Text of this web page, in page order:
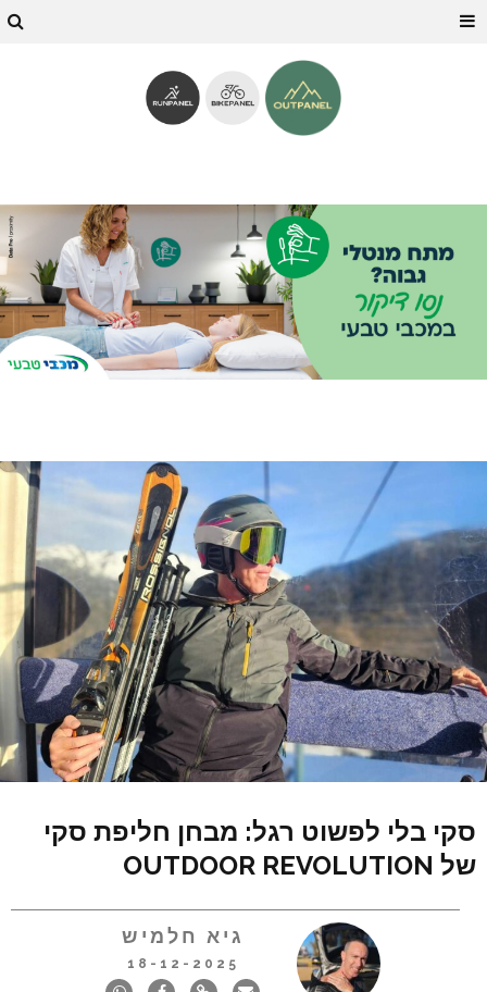
סקי בלי לפשוט רגל: מבחן חליפת סקי
של OUTDOOR REVOLUTION
גיא חלמיש
18-12-2025